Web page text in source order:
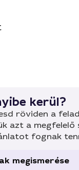
kerül?
röviden a
azt a megfelelő
fognak
megismerése